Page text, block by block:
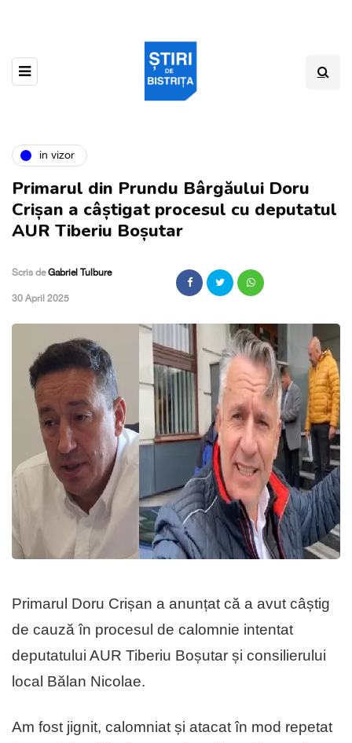
in vizor
Primarul din Prundu Bârgăului Doru
Crișan a câștigat procesul cu deputatul
AUR Tiberiu Boșutar
Scris deGabriel Tulbure
,30 April 2025
Primarul Doru Crișan a anunțat că a avut câștig
de cauză în procesul de calomnie intentat
deputatului AUR Tiberiu Boșutar și consilierului
local Bălan Nicolae.
Am fost jignit, calomniat și atacat în mod repetat